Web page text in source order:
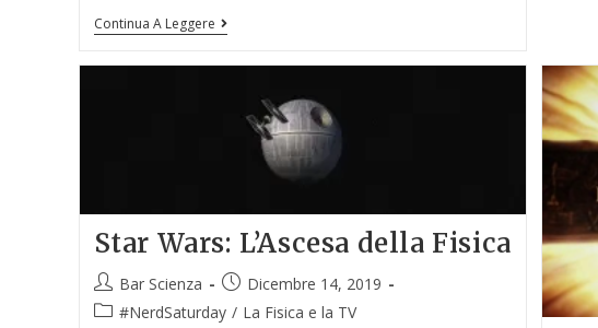
Continua A Leggere
Star Wars: L’Ascesa della Fisica
Bar Scienza
Dicembre 14, 2019
#NerdSaturday / La Fisica e la TV